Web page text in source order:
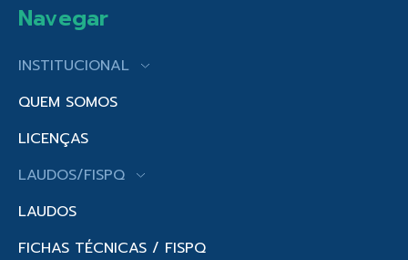
Navegar
INSTITUCIONAL
QUEM SOMOS
LICENÇAS
LAUDOS/FISPQ
LAUDOS
FICHAS TÉCNICAS / FISPQ